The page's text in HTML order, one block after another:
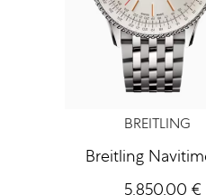
BREITLING
Breitling
5.850,00 €